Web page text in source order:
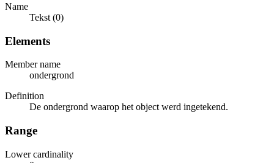
Name
Tekst (0)
Elements
Member name
ondergrond
Definition
De ondergrond waarop het object werd ingetekend.
Range
Lower cardinality